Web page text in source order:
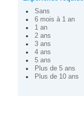
Sans
6 mois à 1 an
1 an
2 ans
3 ans
4 ans
5 ans
Plus de 5 ans
Plus de 10 ans